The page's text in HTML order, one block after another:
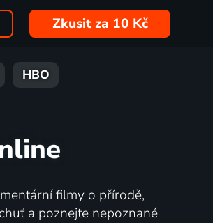
Zkusit za 10 Kč
HBO
filmy o přírodě,
a poznejte nepoznané